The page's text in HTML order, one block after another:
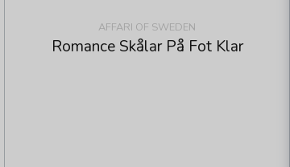
AFFARI OF SWEDEN
Romance Skålar På Fot Klar